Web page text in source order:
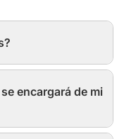
encargará de mi